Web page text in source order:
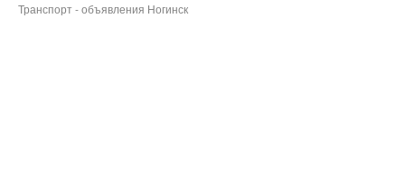
Транспорт - объявления Ногинск